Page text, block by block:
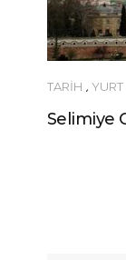
TARİH ,
Selimiye